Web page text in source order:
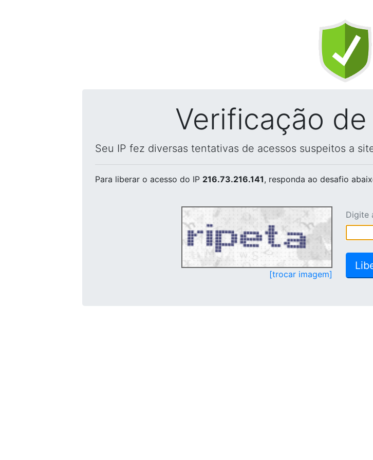
Verificação
Seu IP fez diversas tentativas de acessos suspeitos a
Para liberar o acesso do IP 216.73.216.141, responda ao desafio
[trocar imagem]
Digite